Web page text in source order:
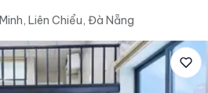
Liên Chiểu, Đà Nẵng